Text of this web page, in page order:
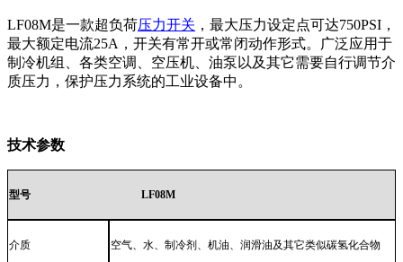
LF08M是一款超负荷压力开关 ，最大压力设定点可达750PSI，
最大额定电流25A，开关有常开或常闭动作形式。广泛应用于
制冷机组、各类空调、空压机、油泵以及其它需要自行调节介
质压力，保护压力系统的工业设备中。
技术参数
型号 LF08M
介质 空气、水、制冷剂、机油、润滑油及其它类似碳氢化合物